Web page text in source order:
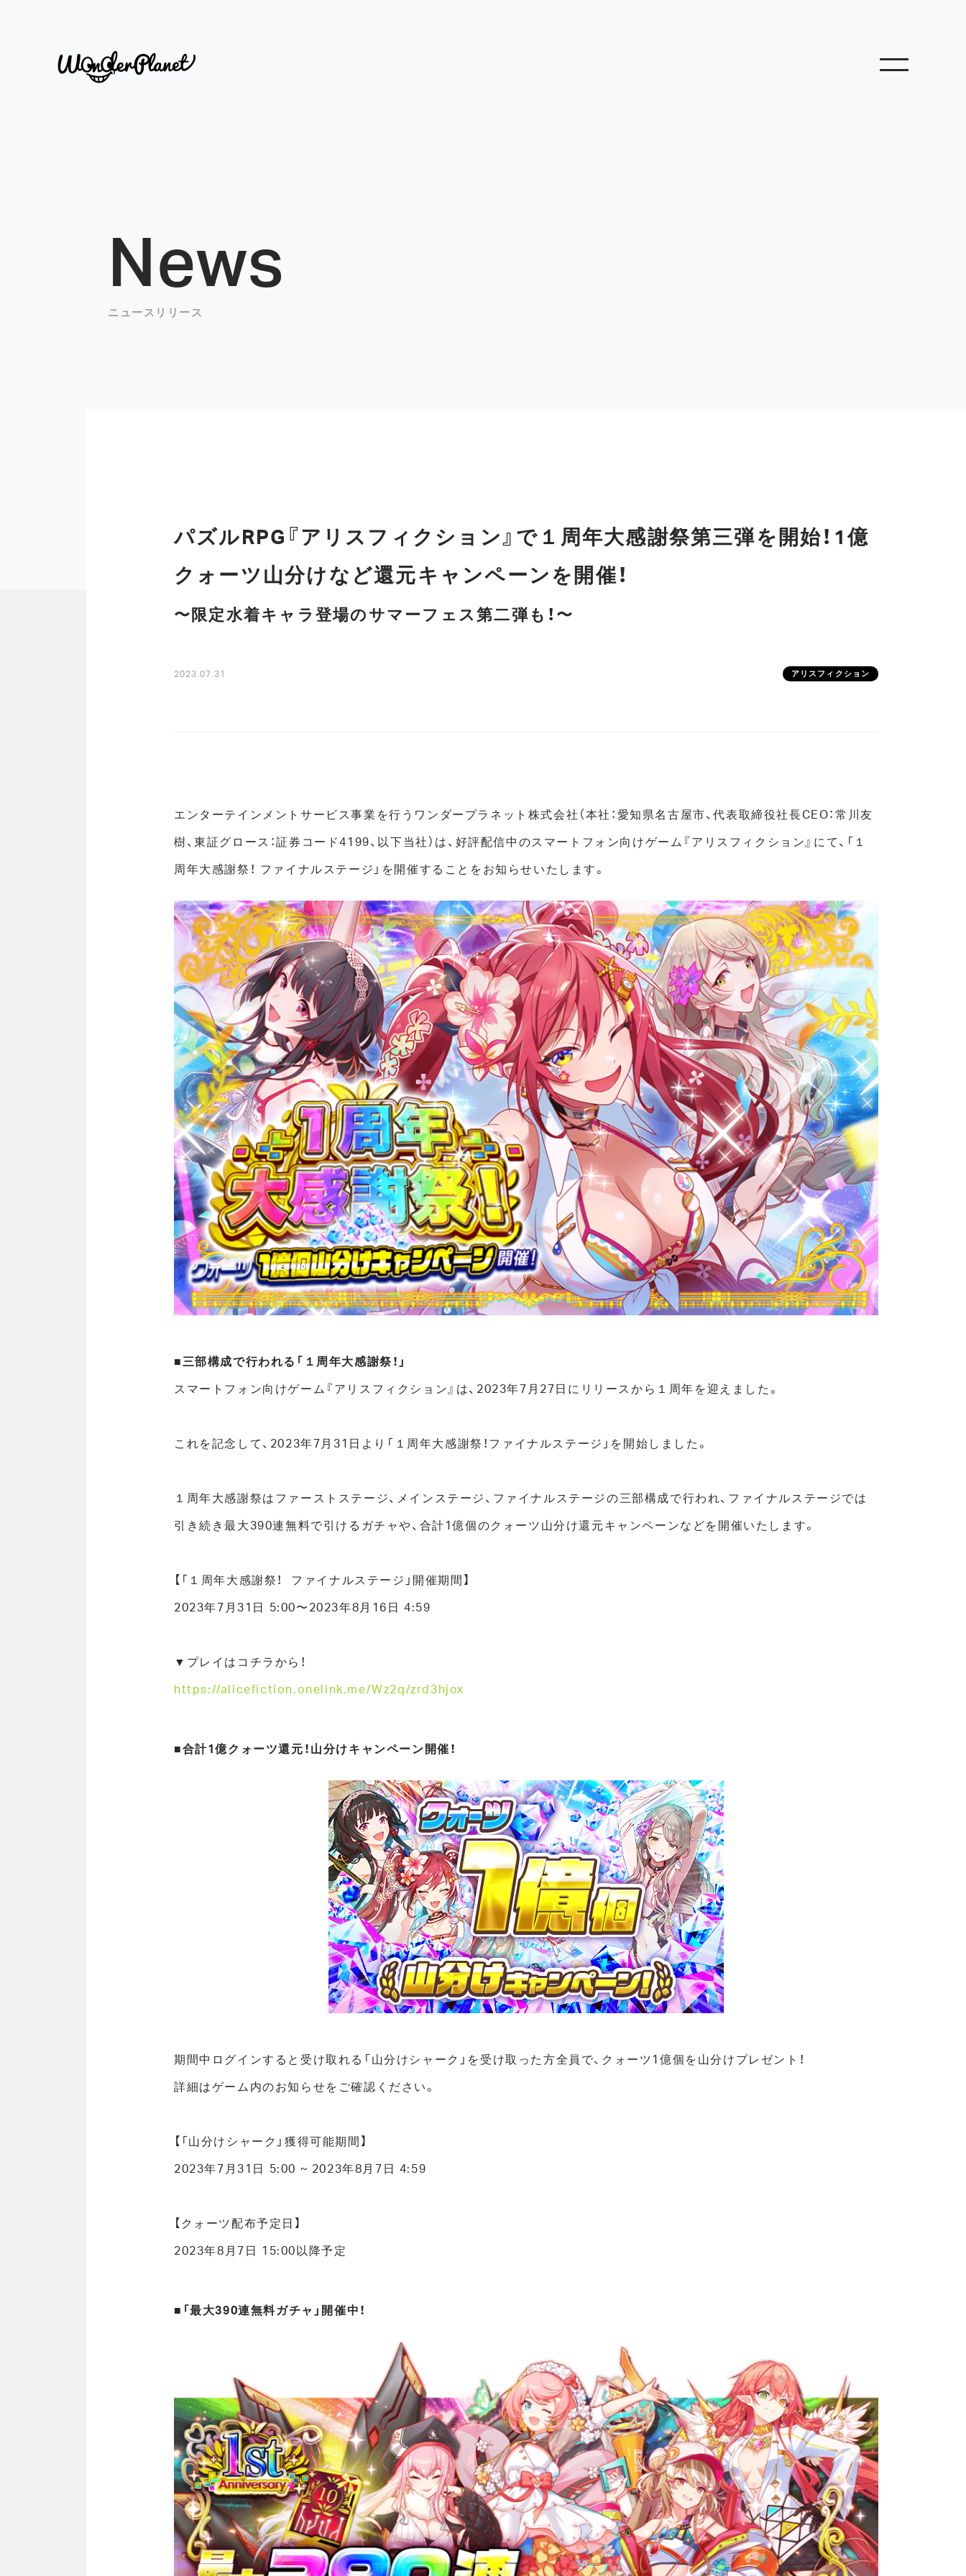
News
ニュースリリース
パズルRPG『アリスフィクション』で１周年大感謝祭第三弾を開始！1億
クォーツ山分けなど還元キャンペーンを開催！
〜限定水着キャラ登場のサマーフェス第二弾も！〜
2023.07.31 アリスフィクション
エンターテインメントサービス事業を行うワンダープラネット株式会社（本社：愛知県名古屋市、代表取締役社長CEO：常川友
樹、東証グロース：証券コード4199、以下当社）は、好評配信中のスマートフォン向けゲーム『アリスフィクション』にて、「１
周年大感謝祭！ ファイナルステージ」を開催することをお知らせいたします。
■三部構成で行われる「１周年大感謝祭！」
スマートフォン向けゲーム『アリスフィクション』は、2023年7月27日にリリースから１周年を迎えました。
これを記念して、2023年7月31日より「１周年大感謝祭！ファイナルステージ」を開始しました。
１周年大感謝祭はファーストステージ、メインステージ、ファイナルステージの三部構成で行われ、ファイナルステージでは
引き続き最大390連無料で引けるガチャや、合計1億個のクォーツ山分け還元キャンペーンなどを開催いたします。
【「１周年大感謝祭！ ファイナルステージ」開催期間】
2023年7月31日 5:00〜2023年8月16日 4:59
▼プレイはコチラから！
https://alicefiction.onelink.me/Wz2q/zrd3hjox
■合計1億クォーツ還元！山分けキャンペーン開催！
期間中ログインすると受け取れる「山分けシャーク」を受け取った方全員で、クォーツ1億個を山分けプレゼント！
詳細はゲーム内のお知らせをご確認ください。
【「山分けシャーク」獲得可能期間】
2023年7月31日 5:00 ~ 2023年8月7日 4:59
【クォーツ配布予定日】
2023年8月7日 15:00以降予定
■「最大390連無料ガチャ」開催中！